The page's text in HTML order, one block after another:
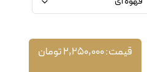
قیمت:2,250,000تومان